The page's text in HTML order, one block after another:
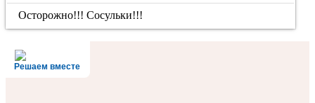
Осторожно!!! Сосульки!!!
Решаем вместе